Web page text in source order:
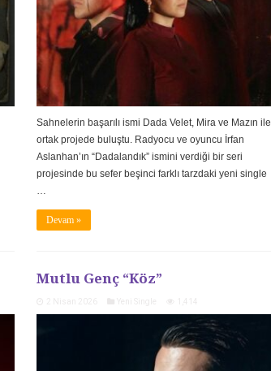
Sahnelerin başarılı ismi Dada Velet, Mira ve Mazın ile
ortak projede buluştu. Radyocu ve oyuncu İrfan
Aslanhan’ın “Dadalandık” ismini verdiği bir seri
projesinde bu sefer beşinci farklı tarzdaki yeni single
…
Devam »
Mutlu Genç “Köz”